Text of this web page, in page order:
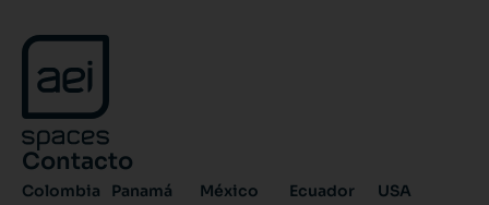
Contacto
Colombia Panamá México Ecuador USA